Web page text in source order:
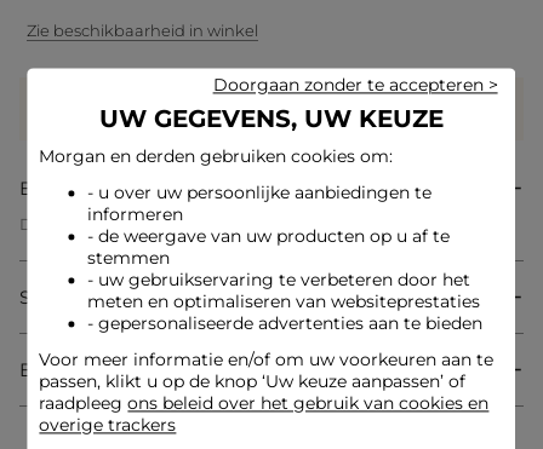
Zie beschikbaarheid in winkel
29 hartjes met dit product
Log in of registreer
Beschrijving
Dit getailleerde overhemd accentueert de vormen met
elegantie en biedt tegelijkertijd een vloeiende en lichte
uitstraling. De delicate ruches geven een verfijnde
vrouwelijkheid, terwijl de knopen een geraffineerd en trendy
detail toevoegen. Een kledingstuk dat moderniteit en tijdloze
charme combineert.
Getailleerde pasvorm
V-hals
Lange mouwen
Samenstelling & onderhoud
Bezorging & Retourzending
UW GEGEVENS, UW KEUZE
Morgan en derden gebruiken cookies om:
- u over uw persoonlijke aanbiedingen te
informeren
- de weergave van uw producten op u af te
stemmen
- uw gebruikservaring te verbeteren door het
meten en optimaliseren van websiteprestaties
- gepersonaliseerde advertenties aan te bieden
Voor meer informatie en/of om uw voorkeuren aan te
passen, klikt u op de knop ‘Uw keuze aanpassen’ of
raadpleegons beleid over het gebruik van cookies en
overige trackers
Doorgaan zonder te accepteren >